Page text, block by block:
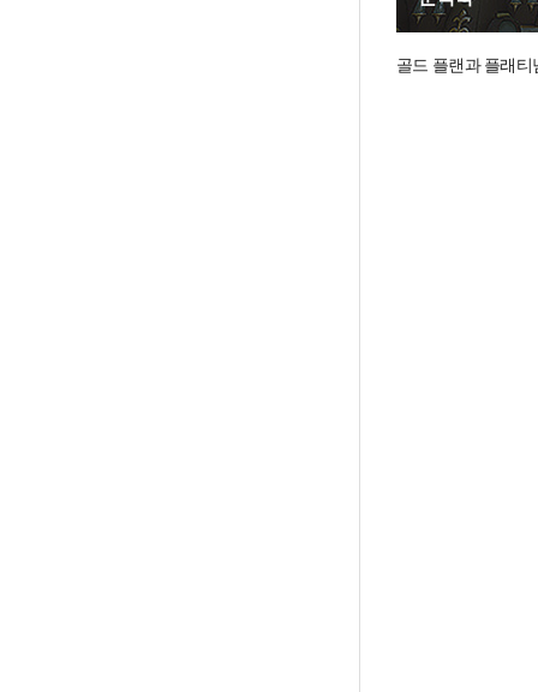
골드 플랜과 플래